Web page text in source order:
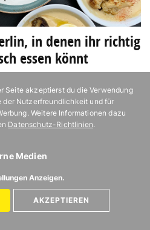
in denen ihr richtig
essen könnt
ihr
11 Food-Events im
auf keinen Fall
Seite akzeptierst du die Verwendung
der Nutzerfreundlichkeit und für
Weitere Informationen dazu
Datenschutz-Richtlinien.
Medien
Anzeigen.
AKZEPTIEREN